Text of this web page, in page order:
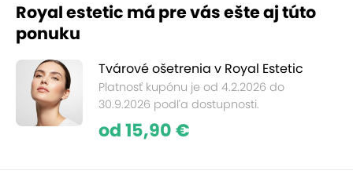
Royal estetic má pre vás ešte aj túto
ponuku
Tvárové ošetrenia v Royal Estetic
Platnosť kupónu je od 4.2.2026 do
30.9.2026 podľa dostupnosti.
od 15,90 €